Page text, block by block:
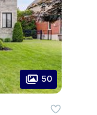
50